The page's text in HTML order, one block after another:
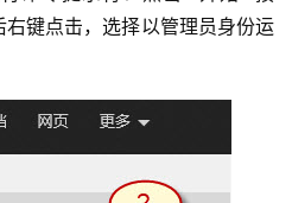
键点击，选择以管理员身份运